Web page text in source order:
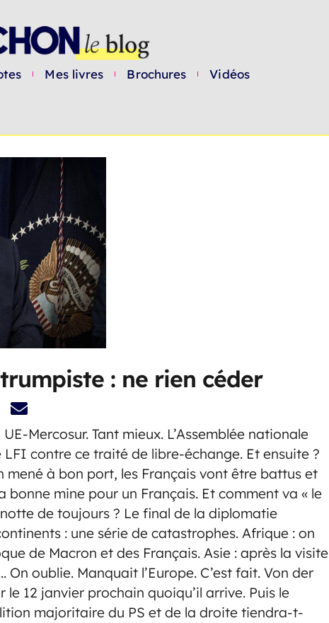
Mes livres Brochures Vidéos
: ne rien céder
Mercosur. Tant mieux. L’Assemblée nationale
contre ce traité de libre-échange. Et ensuite ?
mené à bon port, les Français vont être battus et
bonne mine pour un Français. Et comment va « le
de toujours ? Le final de la diplomatie
: une série de catastrophes. Afrique : on
de Macron et des Français. Asie : après la visite
oublie. Manquait l’Europe. C’est fait. Von der
le 12 janvier prochain quoiqu’il arrive. Puis le
majoritaire du PS et de la droite tiendra-t-